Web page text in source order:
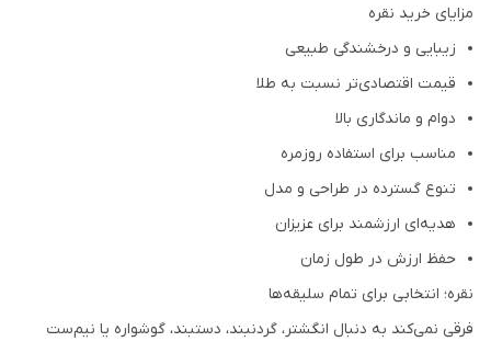
مزایای خرید نقره
زیبایی و درخشندگی طبیعی
قیمت اقتصادی‌تر نسبت به طلا
دوام و ماندگاری بالا
مناسب برای استفاده روزمره
تنوع گسترده در طراحی و مدل
هدیه‌ای ارزشمند برای عزیزان
حفظ ارزش در طول زمان
نقره؛ انتخابی برای تمام سلیقه‌ها
فرقی نمی‌کند به دنبال انگشتر، گردنبند، دستبند، گوشواره یا نیم‌ست